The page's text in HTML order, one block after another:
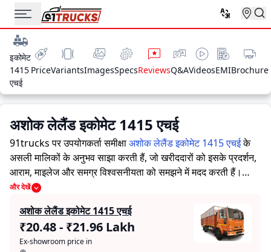
इकोमेट
1415
एचई
PriceVariantsImagesSpecsReviewsQ&AVideosEMIBrochure
अशोक लेलैंड इकोमेट 1415 एचई
91trucks पर उपयोगकर्ता समीक्षाअशोक लेलैंड इकोमेट 1415 एचईके
असली मालिकों के अनुभव साझा करती हैं, जो खरीददारों को इसके प्रदर्शन,
आराम, माइलेज और समग्र विश्वसनीयता को समझने में मदद करती हैं।
91trucks खरीददारों और मालिकों को सूचित निर्णय लेने में सहायता करने
और कमजोरियों पर आधारित मूल्यांकन के साथ-साथ, इस प्लेटफ़ॉर्म पर एक
विशेष सेक्शन है जहाँ असली मालिक अशोक लेलैंड इकोमेट 1415 एचई के
साथ अपने अनुभव साझा करते हैं। ये सीधे अनुभव प्रदर्शन, आराम, माइलेज
और देखें
अशोक लेलैंड इकोमेट 1415 एचई
₹20.48 - ₹21.96 Lakh
Ex-showroom price in